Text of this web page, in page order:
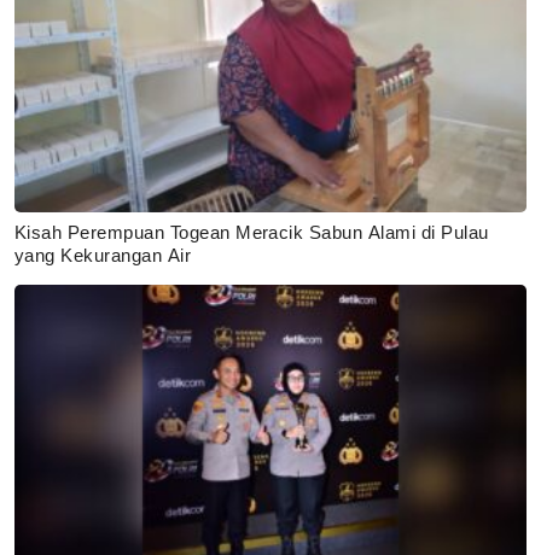
Kisah Perempuan Togean Meracik Sabun Alami di Pulau
yang Kekurangan Air